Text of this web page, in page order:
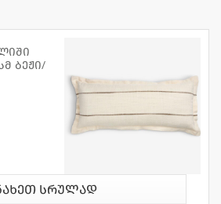
ბეჟი/
სრულად